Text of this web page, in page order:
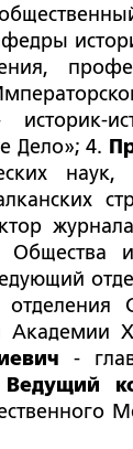
историк-
Дело»; 4.
наук,
Академии
-
Ведущий